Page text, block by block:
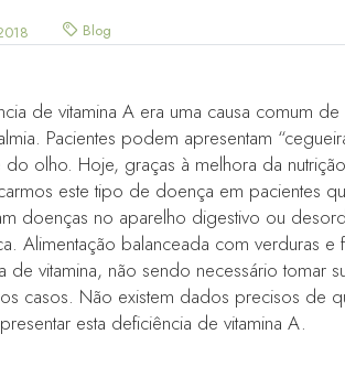
Blog
de vitamina A era uma causa comum
Pacientes podem apresentam
do olho. Hoje, graças à melhora da
este tipo de doença em pacientes
doenças no aparelho digestivo ou
Alimentação balanceada com verduras e
de vitamina, não sendo necessário tomar
casos. Não existem dados precisos de
esta deficiência de vitamina A.